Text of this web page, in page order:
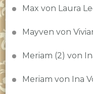
Max von Laura
Mayven von
Meriam (2) von
Meriam von Ina